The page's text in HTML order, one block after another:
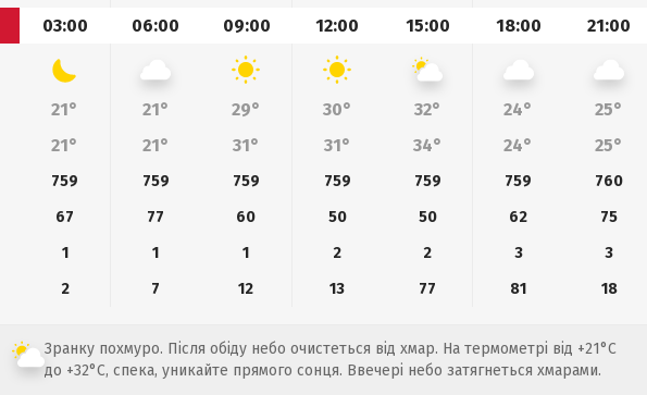
03:00 06:00 09:00 12:00 15:00 18:00 21:00
21° 21° 29° 30° 32° 24°
25°
21° 21° 31° 31° 34° 24° 25°
759 759 759 759 759 759
760
67 77 60 50 50 62
75
1 1 1 2 2 3
3
2 7 12 13 77 81 18
Зранку похмуро. Після обіду небо очистеться від хмар. На термометрі від +21°C
до +32°C, спека, уникайте прямого сонця. Ввечері небо затягнеться хмарами.